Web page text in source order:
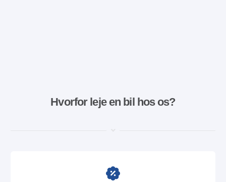
Hvorfor leje en bil hos os?